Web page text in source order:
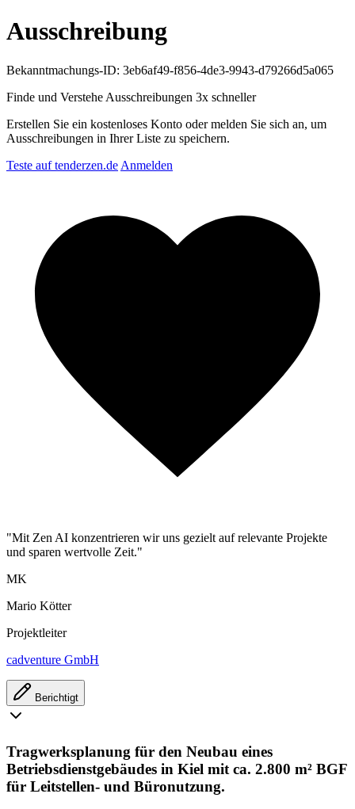
Ausschreibung
Bekanntmachungs-ID: 3eb6af49-f856-4de3-9943-d79266d5a065
Finde und Verstehe Ausschreibungen 3x schneller
Erstellen Sie ein kostenloses Konto oder melden Sie sich an, um
Ausschreibungen in Ihrer Liste zu speichern.
Teste auf tenderzen.de Anmelden
"Mit Zen AI konzentrieren wir uns gezielt auf relevante Projekte
und sparen wertvolle Zeit."
MK
Mario Kötter
Projektleiter
cadventure GmbH
Berichtigt
Tragwerksplanung für den Neubau eines
Betriebsdienstgebäudes in Kiel mit ca. 2.800 m² BGF
für Leitstellen- und Büronutzung.